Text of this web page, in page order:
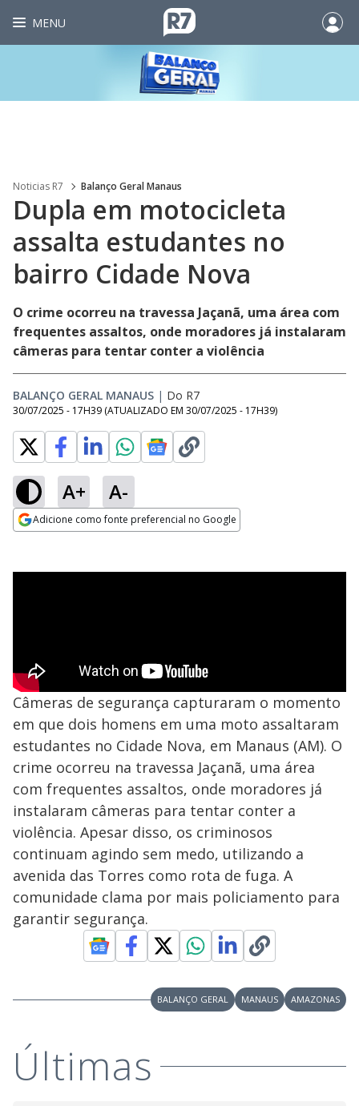
MENU
Noticias R7 Balanço Geral Manaus
Dupla em motocicleta
assalta estudantes no
bairro Cidade Nova
O crime ocorreu na travessa Jaçanã, uma área com
frequentes assaltos, onde moradores já instalaram
câmeras para tentar conter a violência
BALANÇO GERAL MANAUS | Do R7
30/07/2025 - 17H39 (ATUALIZADO EM 30/07/2025 - 17H39)
A+ A-
Adicione como fonte preferencial no Google
Câmeras de segurança capturaram o momento
em que dois homens em uma moto assaltaram
estudantes no Cidade Nova, em Manaus (AM). O
crime ocorreu na travessa Jaçanã, uma área
com frequentes assaltos, onde moradores já
instalaram câmeras para tentar conter a
violência. Apesar disso, os criminosos
continuam agindo sem medo, utilizando a
avenida das Torres como rota de fuga. A
comunidade clama por mais policiamento para
garantir segurança.
BALANÇO GERAL MANAUS AMAZONAS
Últimas